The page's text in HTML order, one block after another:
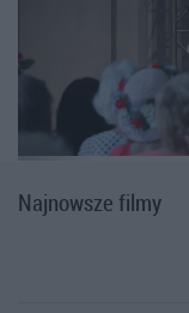
Najnowsze filmy